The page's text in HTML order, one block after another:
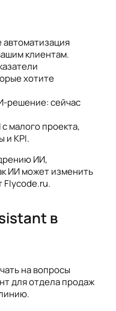
клиентам.
хотите
решение: сейчас
малого проекта,
и KPI.
ИИ,
ИИ может изменить
Flycode.ru.
в
на вопросы
для отдела продаж